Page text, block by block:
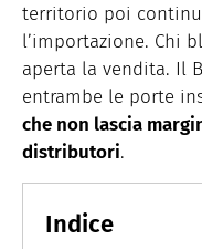
territorio poi
l’importazione. Chi
aperta la vendita. Il
entrambe le porte
che non lascia
distributori.